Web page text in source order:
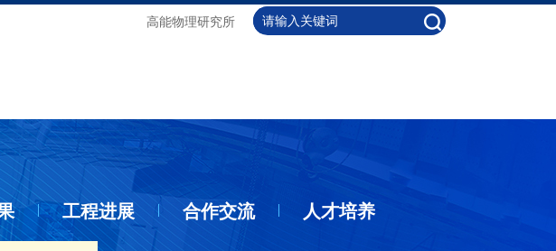
高能物理研究所
工程进展 合作交流 人才培养